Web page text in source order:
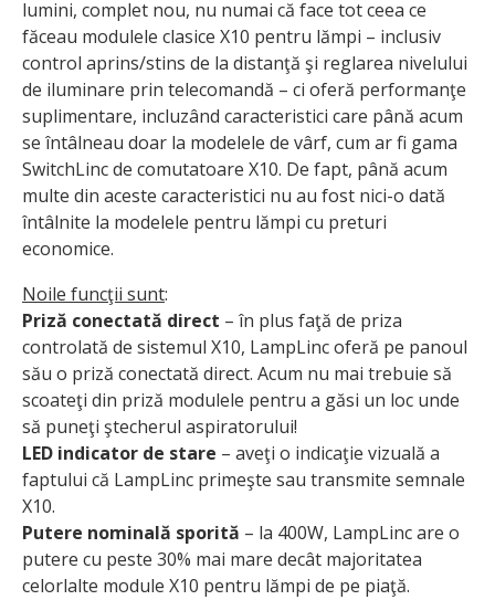
lumini, complet nou, nu numai că face tot ceea ce
făceau modulele clasice X10 pentru lămpi – inclusiv
control aprins/stins de la distanţă şi reglarea nivelului
de iluminare prin telecomandă – ci oferă performanţe
suplimentare, incluzând caracteristici care până acum
se întâlneau doar la modelele de vârf, cum ar fi gama
SwitchLinc de comutatoare X10. De fapt, până acum
multe din aceste caracteristici nu au fost nici-o dată
întâlnite la modelele pentru lămpi cu preturi
economice.
Noile funcţii sunt:
Priză conectată direct – în plus faţă de priza
controlată de sistemul X10, LampLinc oferă pe panoul
său o priză conectată direct. Acum nu mai trebuie să
scoateţi din priză modulele pentru a găsi un loc unde
să puneţi ştecherul aspiratorului!
LED indicator de stare – aveţi o indicaţie vizuală a
faptului că LampLinc primeşte sau transmite semnale
X10.
Putere nominală sporită – la 400W, LampLinc are o
putere cu peste 30% mai mare decât majoritatea
celorlalte module X10 pentru lămpi de pe piaţă.